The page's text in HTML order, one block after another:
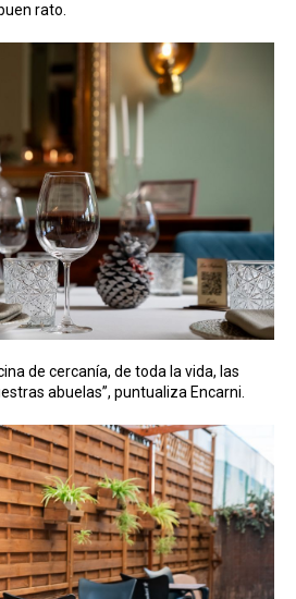
rato.
de cercanía, de toda la vida, las
abuelas”, puntualiza Encarni.